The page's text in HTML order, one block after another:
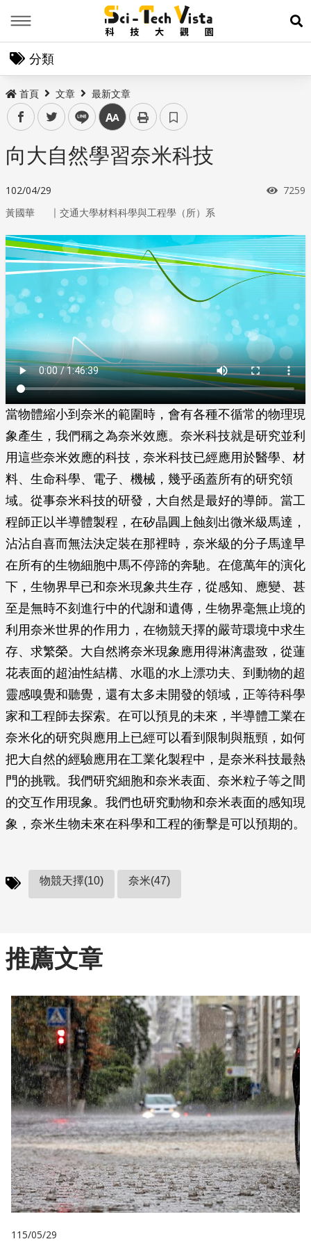
展
分類
首頁 文章 最新文章
facebooktwitter line 中
向大自然學習奈米科技
102/04/29 瀏覽
7259
黃國華 ｜ 交通大學材料科學與工程學（所）系
當物體縮小到奈米的範圍時，會有各種不循常的物理現
象產生，我們稱之為奈米效應。奈米科技就是研究並利
用這些奈米效應的科技，奈米科技已經應用於醫學、材
料、生命科學、電子、機械，幾乎函蓋所有的研究領
域。從事奈米科技的研發，大自然是最好的導師。當工
程師正以半導體製程，在矽晶圓上蝕刻出微米級馬達，
沾沾自喜而無法決定裝在那裡時，奈米級的分子馬達早
在所有的生物細胞中馬不停蹄的奔馳。在億萬年的演化
下，生物界早已和奈米現象共生存，從感知、應變、甚
至是無時不刻進行中的代謝和遺傳，生物界毫無止境的
利用奈米世界的作用力，在物競天擇的嚴苛環境中求生
存、求繁榮。大自然將奈米現象應用得淋漓盡致，從蓮
花表面的超油性結構、水黽的水上漂功夫、到動物的超
靈感嗅覺和聽覺，還有太多未開發的領域，正等待科學
家和工程師去探索。在可以預見的未來，半導體工業在
奈米化的研究與應用上已經可以看到限制與瓶頸，如何
把大自然的經驗應用在工業化製程中，是奈米科技最熱
門的挑戰。我們研究細胞和奈米表面、奈米粒子等之間
的交互作用現象。我們也研究動物和奈米表面的感知現
象，奈米生物未來在科學和工程的衝擊是可以預期的。
物競天擇(10) 奈米(47)
推薦文章
115/05/29